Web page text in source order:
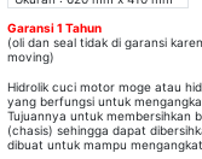
Garansi 1 Tahun
(oli dan seal tidak di garansi
moving)
Hidrolik cuci motor moge atau
yang berfungsi untuk
Tujuannya untuk membersihkan
(chasis) sehingga dapat
dibuat untuk mampu